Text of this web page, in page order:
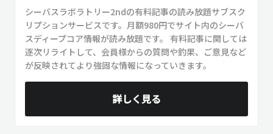
シーバスラボラトリー2ndの有料記事の読み放題サブスク
リプションサービスです。月額980円でサイト内のシーバ
スディープコア情報が読み放題です。 有料記事に関しては
逐次リライトして、会員様からの質問や釣果、ご意見など
が反映されてより強固な情報になっていきます。
詳しく見る